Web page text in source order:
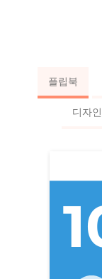
플립북
디자인